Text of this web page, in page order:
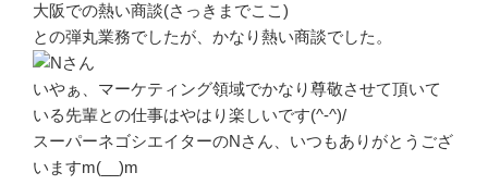
大阪での熱い商談(さっきまでここ)
との弾丸業務でしたが、かなり熱い商談でした。
いやぁ、マーケティング領域でかなり尊敬させて頂いて
いる先輩との仕事はやはり楽しいです(^-^)/
スーパーネゴシエイターのNさん、いつもありがとうござ
いますm(__)m